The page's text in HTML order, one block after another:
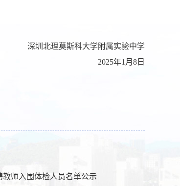
深圳北理莫斯科大学附属实验中学
2025年1 月 8 日
教师入围体检人员名单公示